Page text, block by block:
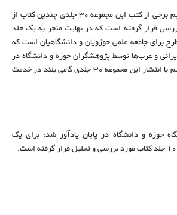
وی با بیان اینکه برای تنظیم برخی از کتب این مجموعه ۳۰ جلدی چندین کتاب از
قرار گرفته است که در نهایت منجر به یک جلد
برای جامعه علمی حوزویان و دانشگاهیان است که
و عرب‌ها توسط پژوهشگران حوزه و دانشگاه در
حال انجام است و امیدواریم با انتشار این مجموعه ۳۰ جلدی گامی بلند در خدمت
حوزه و دانشگاه در پایان یادآور شد: برای یک